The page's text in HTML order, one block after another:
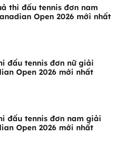
thi đấu tennis đơn nam
Open 2026 mới nhất
đấu tennis đơn nữ giải
Open 2026 mới nhất
đấu tennis đơn nam giải
Open 2026 mới nhất